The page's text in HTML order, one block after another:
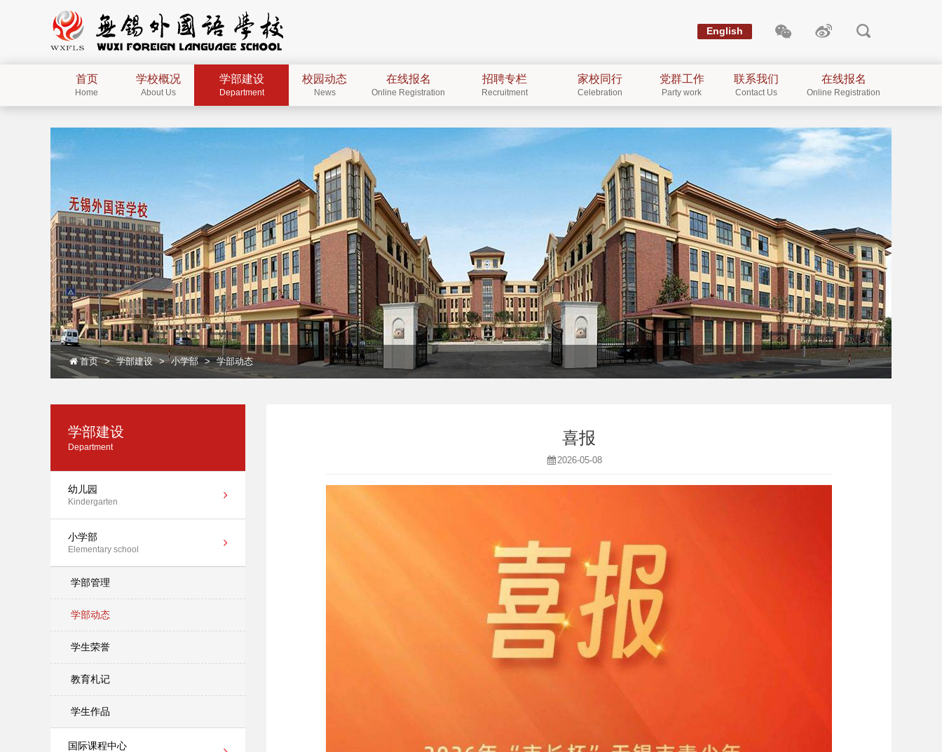
English
首页
Home
学校概况
About Us
学部建设
Department
校园动态
News
在线报名
Online Registration
招聘专栏
Recruitment
家校同行
Celebration
党群工作
Party work
联系我们
Contact Us
在线报名
Online Registration
首页 学部建设 小学部 学部动态
学部建设
Department
幼儿园
Kindergarten
小学部
Elementary school
学部管理
学部动态
学生荣誉
教育札记
学生作品
国际课程中心
喜报
2026-05-08